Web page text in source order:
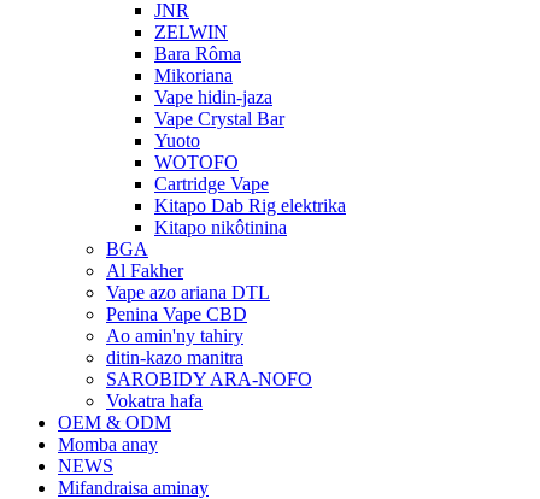
JNR
ZELWIN
Bara Rôma
Mikoriana
Vape hidin-jaza
Vape Crystal Bar
Yuoto
WOTOFO
Cartridge Vape
Kitapo Dab Rig elektrika
Kitapo nikôtinina
BGA
Al Fakher
Vape azo ariana DTL
Penina Vape CBD
Ao amin'ny tahiry
ditin-kazo manitra
SAROBIDY ARA-NOFO
Vokatra hafa
OEM & ODM
Momba anay
NEWS
Mifandraisa aminay